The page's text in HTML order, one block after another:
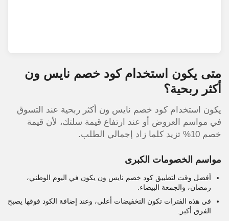
متى يكون استخدام كود خصم نايس ون
أكثر ربحية؟
يكون استخدام كود خصم نايس ون أكثر ربحية عند التسوق
في مواسم العروض أو عند ارتفاع قيمة سلتك، لأن قيمة
خصم 10% تزيد كلما زاد إجمالي الطلب.
مواسم الخصومات الكبرى
أفضل وقت لتطبيق كود خصم نايس ون يكون في اليوم الوطني،
رمضان، والجمعة البيضاء.
في هذه الفترات تكون التخفيضات أعلى، وعند إضافة الكود فوقها يصبح
الفرق أكبر.